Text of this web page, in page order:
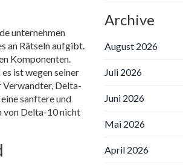
unternehmen
an Rätseln aufgibt.
Komponenten.
ist wegen seiner
Delta-
sanftere und
von Delta-10 nicht
Archive
August 2026
Juli 2026
Juni 2026
Mai 2026
April 2026